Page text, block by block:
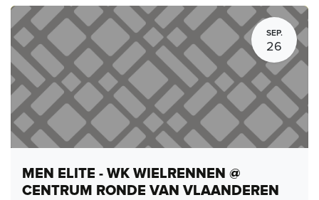
SEP.
26
MEN ELITE - WK WIELRENNEN @
CENTRUM RONDE VAN VLAANDEREN